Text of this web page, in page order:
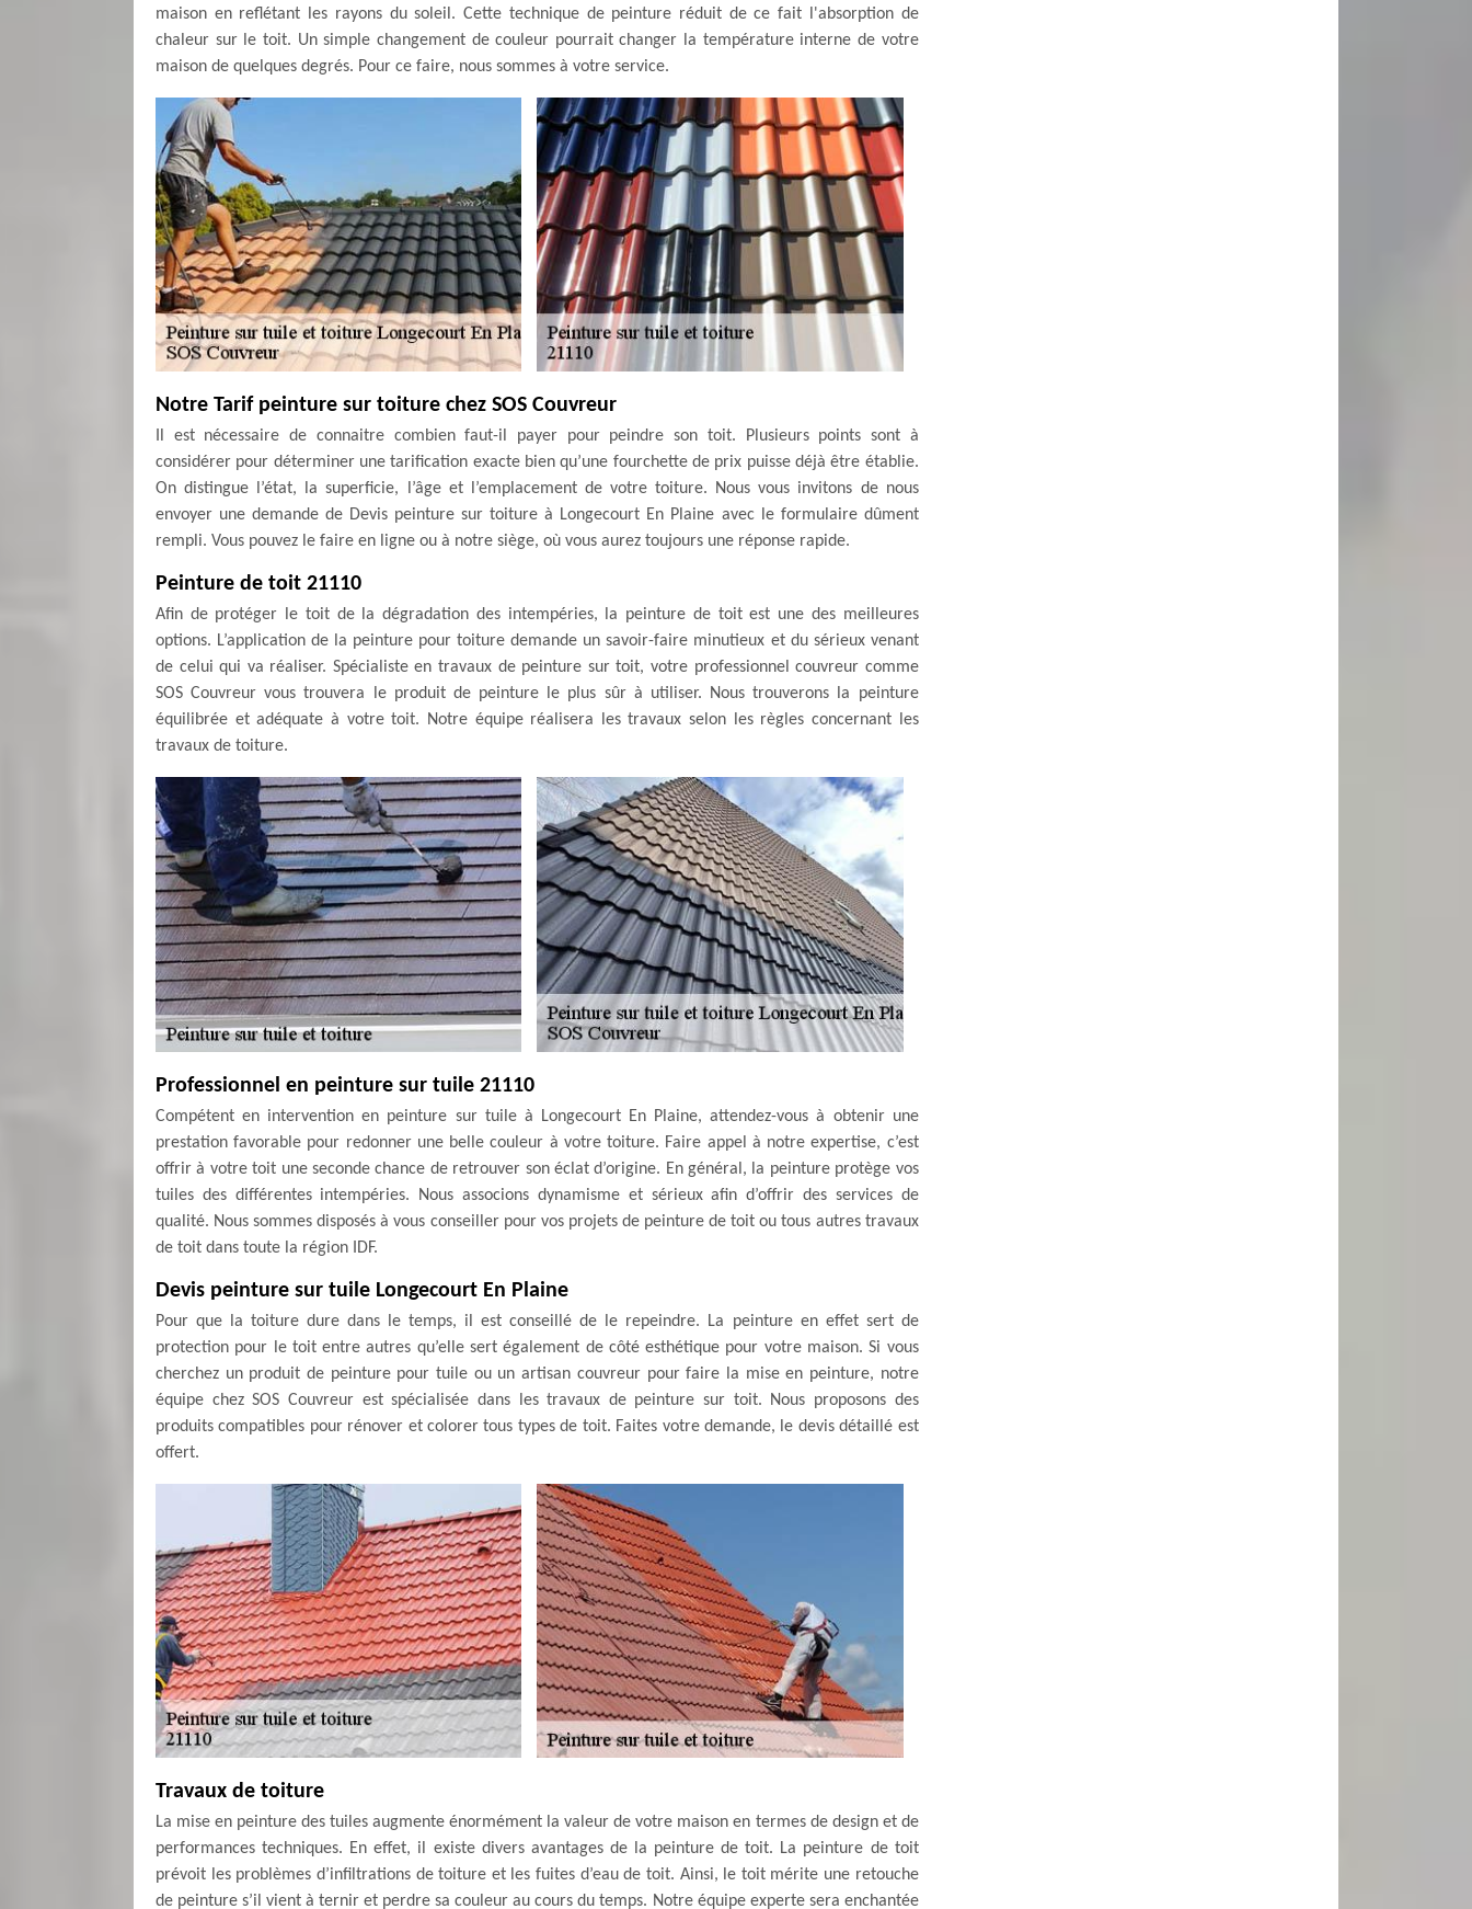
maison en reflétant les rayons du soleil. Cette technique de peinture réduit de ce fait l'absorption de
chaleur sur le toit. Un simple changement de couleur pourrait changer la température interne de votre
maison de quelques degrés. Pour ce faire, nous sommes à votre service.
Notre Tarif peinture sur toiture chez SOS Couvreur
Il est nécessaire de connaitre combien faut-il payer pour peindre son toit. Plusieurs points sont à
considérer pour déterminer une tarification exacte bien qu’une fourchette de prix puisse déjà être établie.
On distingue l’état, la superficie, l’âge et l’emplacement de votre toiture. Nous vous invitons de nous
envoyer une demande de Devis peinture sur toiture à Longecourt En Plaine avec le formulaire dûment
rempli. Vous pouvez le faire en ligne ou à notre siège, où vous aurez toujours une réponse rapide.
Peinture de toit 21110
Afin de protéger le toit de la dégradation des intempéries, la peinture de toit est une des meilleures
options. L’application de la peinture pour toiture demande un savoir-faire minutieux et du sérieux venant
de celui qui va réaliser. Spécialiste en travaux de peinture sur toit, votre professionnel couvreur comme
SOS Couvreur vous trouvera le produit de peinture le plus sûr à utiliser. Nous trouverons la peinture
équilibrée et adéquate à votre toit. Notre équipe réalisera les travaux selon les règles concernant les
travaux de toiture.
Professionnel en peinture sur tuile 21110
Compétent en intervention en peinture sur tuile à Longecourt En Plaine, attendez-vous à obtenir une
prestation favorable pour redonner une belle couleur à votre toiture. Faire appel à notre expertise, c’est
offrir à votre toit une seconde chance de retrouver son éclat d’origine. En général, la peinture protège vos
tuiles des différentes intempéries. Nous associons dynamisme et sérieux afin d’offrir des services de
qualité. Nous sommes disposés à vous conseiller pour vos projets de peinture de toit ou tous autres travaux
de toit dans toute la région IDF.
Devis peinture sur tuile Longecourt En Plaine
Pour que la toiture dure dans le temps, il est conseillé de le repeindre. La peinture en effet sert de
protection pour le toit entre autres qu’elle sert également de côté esthétique pour votre maison. Si vous
cherchez un produit de peinture pour tuile ou un artisan couvreur pour faire la mise en peinture, notre
équipe chez SOS Couvreur est spécialisée dans les travaux de peinture sur toit. Nous proposons des
produits compatibles pour rénover et colorer tous types de toit. Faites votre demande, le devis détaillé est
offert.
Travaux de toiture
La mise en peinture des tuiles augmente énormément la valeur de votre maison en termes de design et de
performances techniques. En effet, il existe divers avantages de la peinture de toit. La peinture de toit
prévoit les problèmes d’infiltrations de toiture et les fuites d’eau de toit. Ainsi, le toit mérite une retouche
de peinture s’il vient à ternir et perdre sa couleur au cours du temps. Notre équipe experte sera enchantée